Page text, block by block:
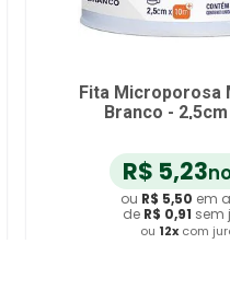
Fita Microporosa
Branco -
R$ 5,23
ou R$ 5,50 em
de R$ 0,91 sem
ou 12x com